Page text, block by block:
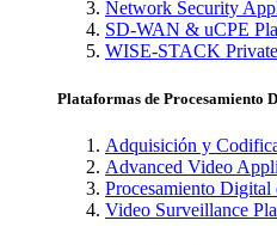
Network Security
SD-WAN & uCPE
WISE-STACK
Plataformas de Procesamiento
Adquisición y
Advanced Video
Procesamiento
Video Surveillance